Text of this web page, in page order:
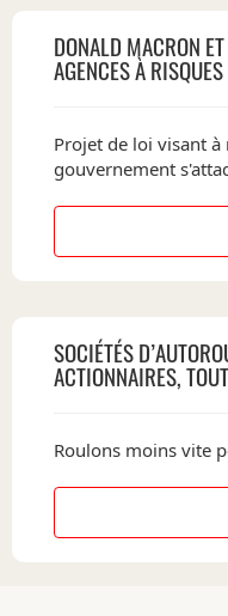
DONALD MACRON
AGENCES À
Projet de loi visant
gouvernement
SOCIÉTÉS
ACTIONNAIRES,
Roulons moins vite